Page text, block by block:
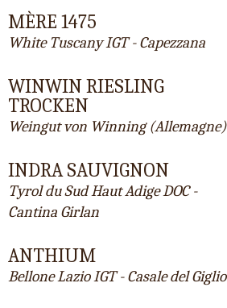
MÈRE 1475
White Tuscany IGT - Capezzana
WINWIN RIESLING
TROCKEN
Weingut von Winning (Allemagne)
INDRA SAUVIGNON
Tyrol du Sud Haut Adige DOC -
Cantina Girlan
ANTHIUM
Bellone Lazio IGT - Casale del Giglio